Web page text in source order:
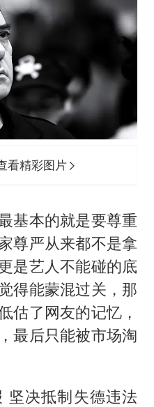
看精彩图片
基本的就是要尊重
尊严从来都不是拿
是艺人不能碰的底
得能蒙混过关，那
估了网友的记忆，
最后只能被市场淘
坚决抵制失德违法